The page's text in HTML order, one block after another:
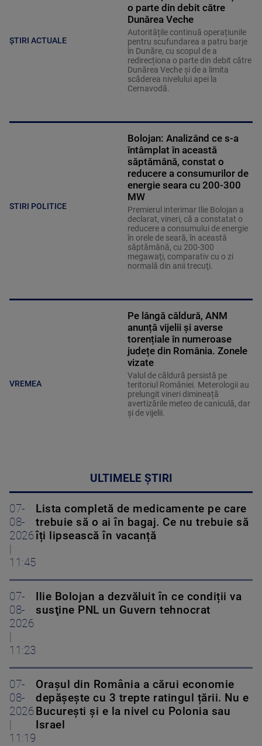
ȘTIRI ACTUALE
o parte din debit către
Dunărea Veche
Autoritățile continuă operațiunile
pentru scufundarea a patru barje
în Dunăre, cu scopul de a
redirecționa o parte din debit către
Dunărea Veche și de a limita
scăderea nivelului apei la
Cernavodă.
STIRI POLITICE
Bolojan: Analizând ce s-a
întâmplat în această
săptămână, constat o
reducere a consumurilor de
energie seara cu 200-300
MW
Premierul interimar Ilie Bolojan a
declarat, vineri, că a constatat o
reducere a consumului de energie
în orele de seară, în această
săptămână, cu 200-300
megawaţi, comparativ cu o zi
normală din anii trecuţi.
VREMEA
Pe lângă căldură, ANM
anunță vijelii și averse
torențiale în numeroase
județe din România. Zonele
vizate
Valul de căldură persistă pe
teritoriul României. Meterologii au
prelungit vineri dimineață
avertizările meteo de caniculă, dar
și de vijelii.
ULTIMELE ȘTIRI
07-
08-
2026
11:45
Lista completă de medicamente pe care
trebuie să o ai în bagaj. Ce nu trebuie să
îți lipsească în vacanță
07-
08-
2026
11:23
Ilie Bolojan a dezvăluit în ce condiții va
susţine PNL un Guvern tehnocrat
07-
08-
2026
11:19
Orașul din România a cărui economie
depășește cu 3 trepte ratingul țării. Nu e
București și e la nivel cu Polonia sau
Israel